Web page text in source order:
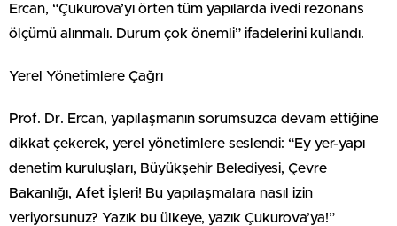
Ercan, “Çukurova’yı örten tüm yapılarda ivedi rezonans
ölçümü alınmalı. Durum çok önemli” ifadelerini kullandı.
Yerel Yönetimlere Çağrı
Prof. Dr. Ercan, yapılaşmanın sorumsuzca devam ettiğine
dikkat çekerek, yerel yönetimlere seslendi: “Ey yer-yapı
denetim kuruluşları, Büyükşehir Belediyesi, Çevre
Bakanlığı, Afet İşleri! Bu yapılaşmalara nasıl izin
veriyorsunuz? Yazık bu ülkeye, yazık Çukurova’ya!”